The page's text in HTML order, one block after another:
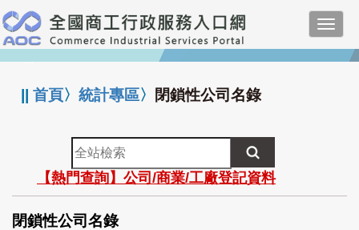
跳
到
主
要
:::
||首頁〉統計專區〉 閉鎖性公司名錄
全
站
檢
索
【熱門查詢】公司/商業/工廠登記資料
閉鎖性公司名錄